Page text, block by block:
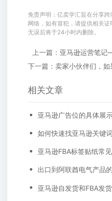
免责声明：亿卖学汇旨在分享
网络，如有冒犯，请提供相关
无误后将于24小时内删除。
上一篇：亚马逊运营笔
相关文章
亚马逊FBA标签贴纸常
出口到阿联酋电气产品
亚马逊自发货和FBA发